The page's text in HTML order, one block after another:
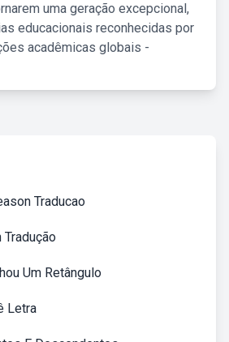
uma geração excepcional,
educacionais reconhecidas por
acadêmicas globais -
Traducao
Tradução
Um Retângulo
Letra